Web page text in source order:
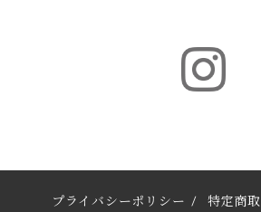
プライバシーポリシー / 特定商